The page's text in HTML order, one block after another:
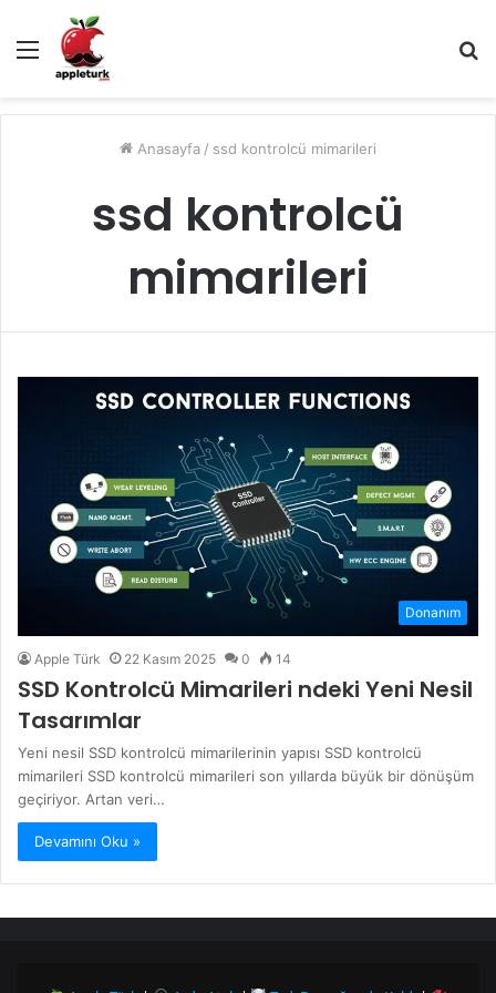
Menü
...
Anasayfa / ssd kontrolcü mimarileri
ssd kontrolcü
mimarileri
Donanım
Apple Türk 22 Kasım 2025 0 14
SSD Kontrolcü Mimarileri ndeki Yeni Nesil
Tasarımlar
Yeni nesil SSD kontrolcü mimarilerinin yapısı SSD kontrolcü
mimarileri SSD kontrolcü mimarileri son yıllarda büyük bir dönüşüm
geçiriyor. Artan veri…
Devamını Oku »